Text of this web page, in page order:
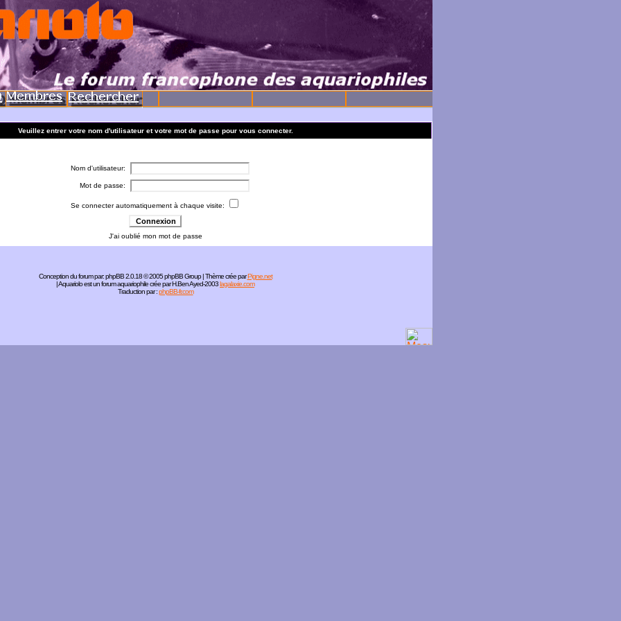
Veuillez entrer votre nom d'utilisateur et votre mot de passe pour vous connecter.
Nom d'utilisateur:
Mot de passe:
Se connecter automatiquement à chaque visite:
J'ai oublié mon mot de passe
Conception du forum par:phpBB2.0.18 © 2005 phpBB Group | Thème crée parPigne.net
| Aquariolo est un forum aquariophile crée par H.Ben Ayed-2003lagalaxie.com
Traduction par :phpBB-fr.com